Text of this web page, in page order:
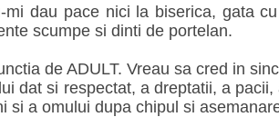
dau pace nici la biserica, gata
scumpe si dinti de portelan.
de ADULT. Vreau sa cred in
dat si respectat, a dreptatii, a
si a omului dupa chipul si